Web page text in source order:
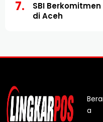
SBI
di Aceh
a